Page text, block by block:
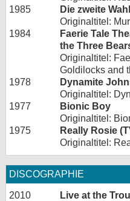
1985
Die zweite
Originaltitel:
1984
Faerie Tale
the Three
Originaltitel:
Goldilocks and
1978
Dynamite
Originaltitel:
1977
Bionic Boy
Originaltitel:
1975
Really Rosie
Originaltitel:
DISCOGRAPHIE
2010
Live at the